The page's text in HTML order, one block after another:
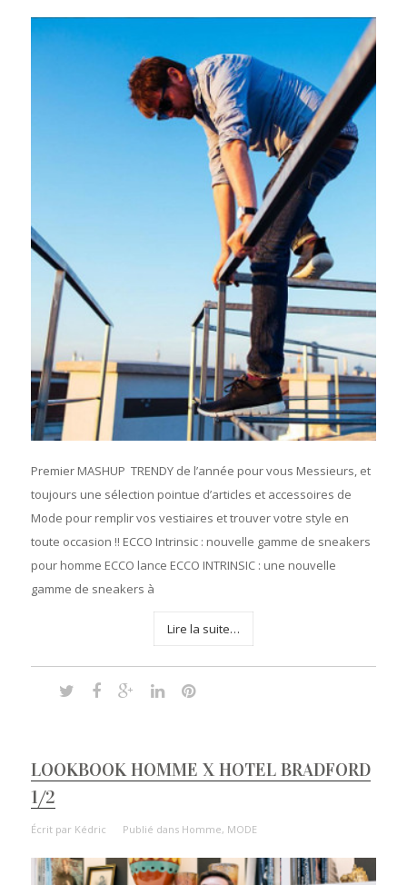
Premier MASHUP TRENDY de l’année pour vous Messieurs, et
toujours une sélection pointue d’articles et accessoires de
Mode pour remplir vos vestiaires et trouver votre style en
toute occasion !! ECCO Intrinsic : nouvelle gamme de sneakers
pour homme ECCO lance ECCO INTRINSIC : une nouvelle
gamme de sneakers à
Lire la suite…
LOOKBOOK HOMME X HOTEL BRADFORD
1/2
Écrit par Kédric Publié dans Homme, MODE